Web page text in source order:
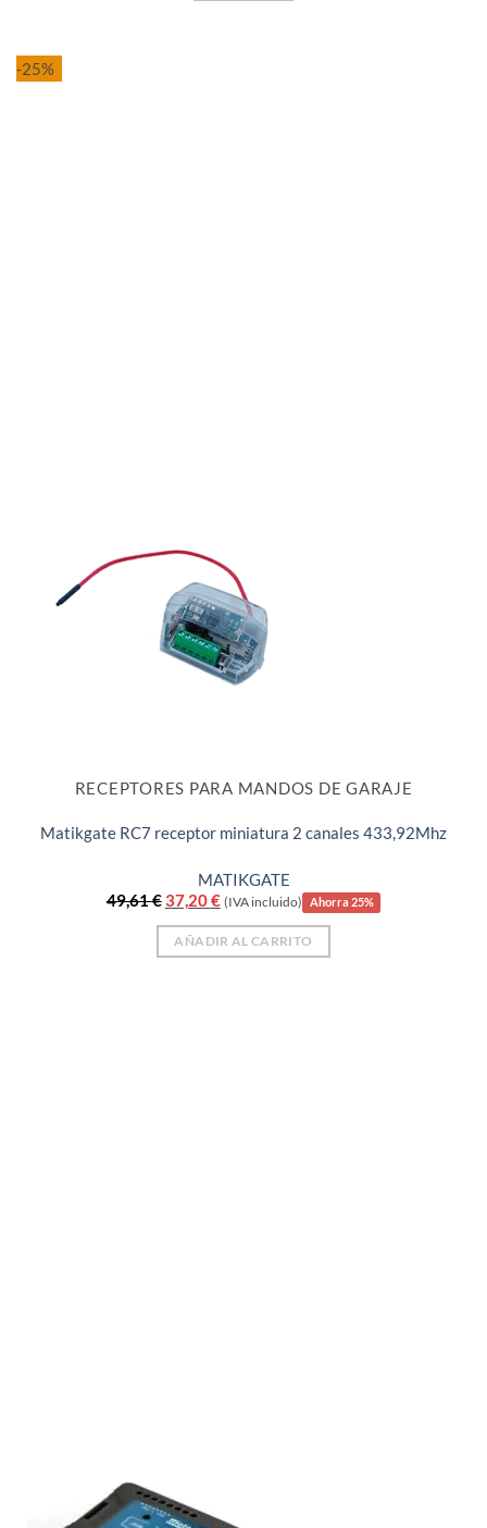
-25%
RECEPTORES PARA MANDOS DE GARAJE
Matikgate RC7 receptor miniatura 2 canales 433,92Mhz
MATIKGATE
49,61€El
original
era:
37,20€El
actual
es:
(IVA incluido) Ahorra 25%
AÑADIR AL CARRITO